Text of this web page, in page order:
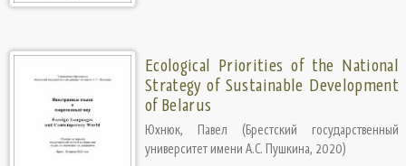
Ecological Priorities of the National
Strategy of Sustainable Development
of Belarus
Юхнюк, Павел (Брестский государственный
университет имени А.С. Пушкина, 2020)